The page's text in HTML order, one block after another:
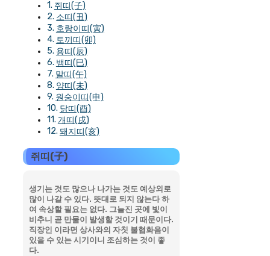
쥐띠(子)
소띠(丑)
호랑이띠(寅)
토끼띠(卯)
용띠(辰)
뱀띠(巳)
말띠(午)
양띠(未)
원숭이띠(申)
닭띠(酉)
개띠(戌)
돼지띠(亥)
쥐띠(子)
생기는 것도 많으나 나가는 것도 예상외로
많이 나갈 수 있다. 뜻대로 되지 않는다 하
여 속상할 필요는 없다. 그늘진 곳에 빛이
비추니 곧 만물이 발생할 것이기 때문이다.
직장인 이라면 상사와의 자칫 불협화음이
있을 수 있는 시기이니 조심하는 것이 좋
다.